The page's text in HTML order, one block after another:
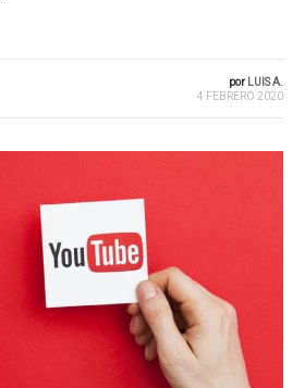
por LUIS A.
4 FEBRERO 2020